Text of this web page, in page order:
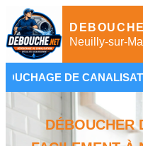
Neuilly-sur-
CANALISATION DOUCHE
DÉBOUCHER